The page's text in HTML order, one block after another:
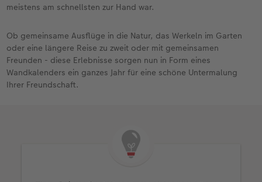
meistens am schnellsten zur Hand war.
Ob gemeinsame Ausflüge in die Natur, das Werkeln im Garten
oder eine längere Reise zu zweit oder mit gemeinsamen
Freunden - diese Erlebnisse sorgen nun in Form eines
Wandkalenders ein ganzes Jahr für eine schöne Untermalung
Ihrer Freundschaft.